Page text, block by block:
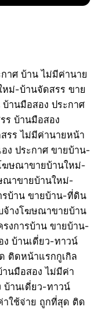
าศ บ้าน ไม่มีค่านาย
ม่-บ้านจัดสรร ขาย
านมือสอง ประกาศ
ร บ้านมือสอง
รร ไม่มีค่านายหน้า
ง ประกาศ ขายบ้าน-
ฆษณาขายบ้านใหม่-
ณาขายบ้านใหม่-
รบ้าน ขายบ้าน-ที่ดิน
จ้างโฆษณาขายบ้าน
งการบ้าน ขายบ้าน-
บ้านเดี่ยว-ทาวน์
ติดหน้าแรกกูเกิล
นมือสอง ไม่มีค่า
านเดี่ยว-ทาวน์
าใช้จ่าย ถูกที่สุด ติด